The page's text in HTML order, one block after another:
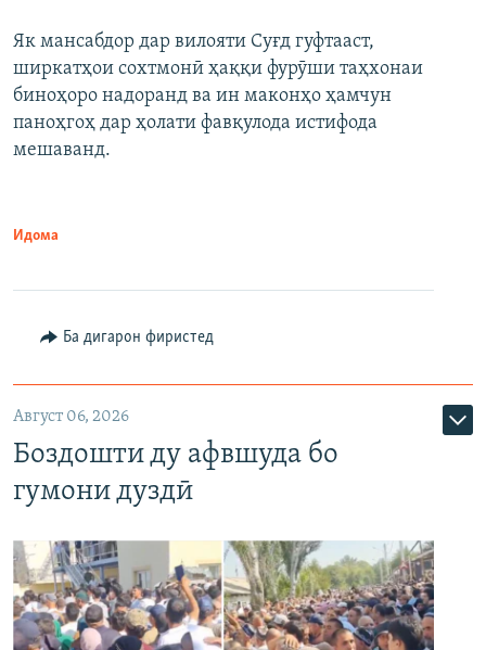
Як мансабдор дар вилояти Суғд гуфтааст,
ширкатҳои сохтмонӣ ҳаққи фурӯши таҳхонаи
биноҳоро надоранд ва ин маконҳо ҳамчун
паноҳгоҳ дар ҳолати фавқулода истифода
мешаванд.
Идома
Ба дигарон фиристед
Август 06, 2026
Боздошти ду афвшуда бо
гумони дуздӣ